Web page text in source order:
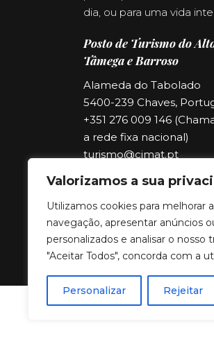
Valorizamos a sua
Utilizamos cookies para melhorar
navegação, apresentar anúncios
personalizados e analisar o nosso
"Aceitar Todos", concorda com a
Personalizar Rejeitar
dia, ou para uma vida
Posto de Turismo do
Tâmega e Barroso
Alameda do Tabolado
5400-239 Chaves,
+351 276 009 146
a rede fixa nacional)
turismo@cimat.pt